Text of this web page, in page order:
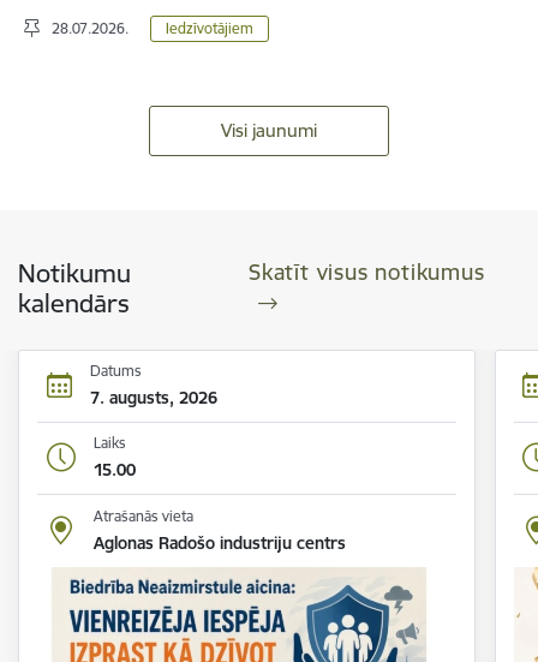
28.07.2026. Iedzīvotājiem
Visi jaunumi
Notikumu
kalendārs
Skatīt visus notikumus
Datums
7. augusts, 2026
Laiks
15.00
Atrašanās vieta
Aglonas Radošo industriju centrs